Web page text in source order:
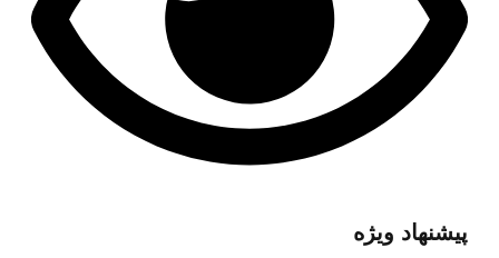
پیشنهاد ویژه